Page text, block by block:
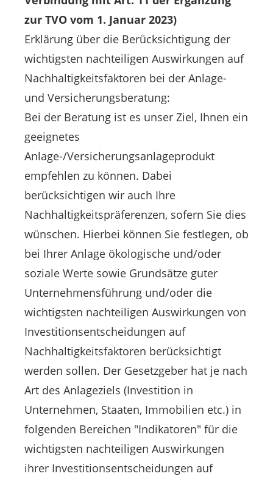
zur TVO vom 1. Januar 2023)
Erklärung über die Berücksichtigung der
wichtigsten nachteiligen Auswirkungen auf
Nachhaltigkeitsfaktoren bei der Anlage-
und Versicherungsberatung:
Bei der Beratung ist es unser Ziel, Ihnen ein
geeignetes
Anlage-/Versicherungsanlageprodukt
empfehlen zu können. Dabei
berücksichtigen wir auch Ihre
Nachhaltigkeitspräferenzen, sofern Sie dies
wünschen. Hierbei können Sie festlegen, ob
bei Ihrer Anlage ökologische und/oder
soziale Werte sowie Grundsätze guter
Unternehmensführung und/oder die
wichtigsten nachteiligen Auswirkungen von
Investitionsentscheidungen auf
Nachhaltigkeitsfaktoren berücksichtigt
werden sollen. Der Gesetzgeber hat je nach
Art des Anlageziels (Investition in
Unternehmen, Staaten, Immobilien etc.) in
folgenden Bereichen "Indikatoren" für die
wichtigsten nachteiligen Auswirkungen
ihrer Investitionsentscheidungen auf